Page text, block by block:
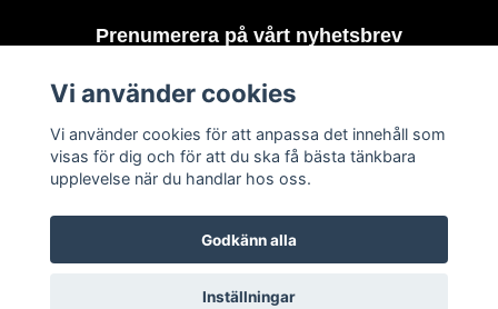
Prenumerera på vårt nyhetsbrev
Vi använder cookies
Vi använder cookies för att anpassa det innehåll som
visas för dig och för att du ska få bästa tänkbara
upplevelse när du handlar hos oss.
Godkänn alla
Inställningar